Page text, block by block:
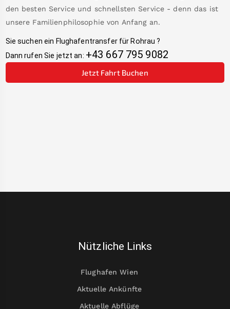
den besten Service und schnellsten Service - denn das ist
unsere Familienphilosophie von Anfang an.
Sie suchen ein Flughafentransfer für Rohrau ?
Dann rufen Sie jetzt an: +43 667 795 9082
Jetzt Fahrt Buchen
Nützliche Links
Flughafen Wien
Aktuelle Ankünfte
Aktuelle Abflüge